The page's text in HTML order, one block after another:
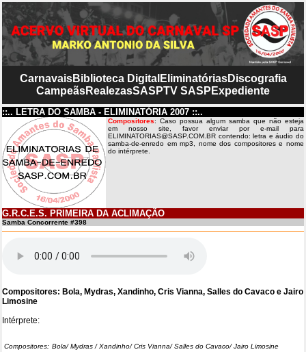
CarnavaisBiblioteca Digital EliminatóriasDiscografia
CampeãsRealezasSASPTV SASP Expediente
::.. LETRA DO SAMBA - ELIMINATÓRIA 2007 ::..
Compositores: Caso possua algum samba que não esteja
em nosso site, favor enviar por e-mail para
ELIMINATORIAS@SASP.COM.BR contendo: letra e áudio do
samba-de-enredo em mp3, nome dos compositores e nome
do intérprete.
G.R.C.E.S. PRIMEIRA DA ACLIMAÇÃO
Samba Concorrente #398
Compositores: Bola, Mydras, Xandinho, Cris Vianna, Salles do Cavaco e Jairo
Limosine
Intérprete:
Compositores: Bola/ Mydras / Xandinho/ Cris Vianna/ Salles do Cavaco/ Jairo Limosine